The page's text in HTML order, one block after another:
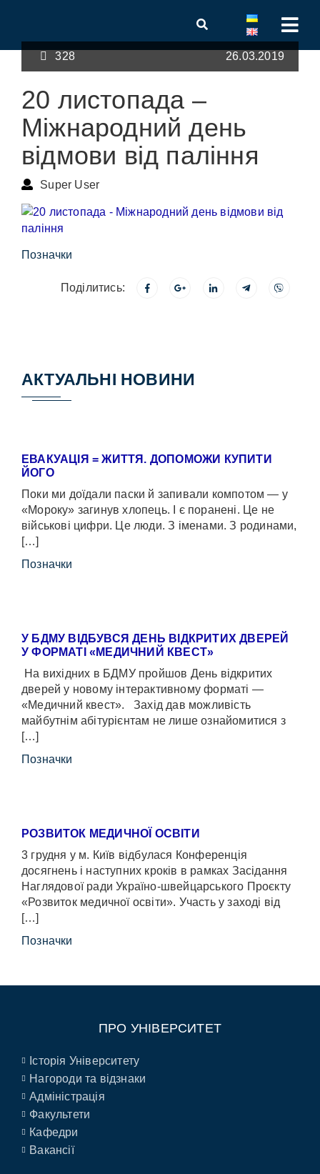
328 26.03.2019
20 листопада –
Міжнародний день
відмови від паління
Super User
Позначки
Поділитись:
АКТУАЛЬНІ НОВИНИ
ЕВАКУАЦІЯ = ЖИТТЯ. ДОПОМОЖИ КУПИТИ
ЙОГО
Поки ми доїдали паски й запивали компотом — у
«Мороку» загинув хлопець. І є поранені. Це не
військові цифри. Це люди. З іменами. З родинами,
[…]
Позначки
У БДМУ ВІДБУВСЯ ДЕНЬ ВІДКРИТИХ ДВЕРЕЙ
У ФОРМАТІ «МЕДИЧНИЙ КВЕСТ»
На вихідних в БДМУ пройшов День відкритих
дверей у новому інтерактивному форматі —
«Медичний квест». Захід дав можливість
майбутнім абітурієнтам не лише ознайомитися з
[…]
Позначки
РОЗВИТОК МЕДИЧНОЇ ОСВІТИ
3 грудня у м. Київ відбулася Конференція
досягнень і наступних кроків в рамках Засідання
Наглядової ради Україно-швейцарського Проєкту
«Розвиток медичної освіти». Участь у заході від
[…]
Позначки
ПРО УНІВЕРСИТЕТ
Історія Університету
Нагороди та відзнаки
Адміністрація
Факультети
Кафедри
Вакансії